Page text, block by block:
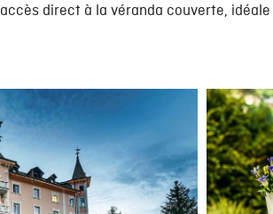
accès direct à la véranda couverte,